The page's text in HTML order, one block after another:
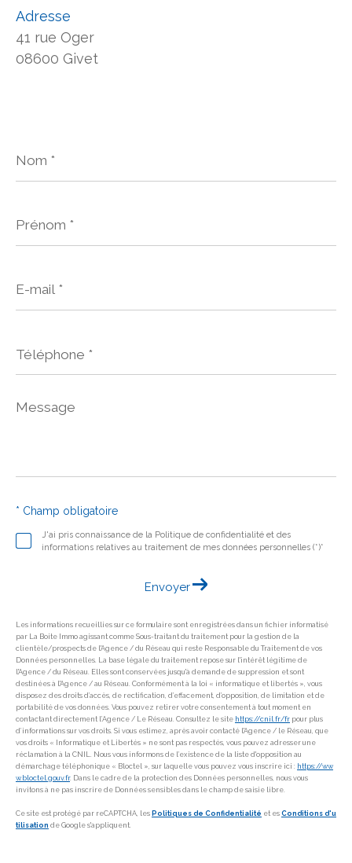
Adresse
41 rue Oger
08600 Givet
*
*
mail
*
Message
J'ai pris connaissance de la Politique de confidentialité et des
informations relatives au traitement de mes données personnelles (*)*
* Champ obligatoire
Envoyer
Les informations recueillies sur ce formulaire sont enregistrées dans un fichier informatisé
par La Boite Immo agissant comme Sous-traitant du traitement pour la gestion de la
clientèle/prospects de l'Agence / du Réseau qui reste Responsable du Traitement de vos
Données personnelles. La base légale du traitement repose sur l'intérêt légitime de
l'Agence / du Réseau. Elles sont conservées jusqu'à demande de suppression et sont
destinées à l'Agence / au Réseau. Conformément à la loi « informatique et libertés », vous
disposez des droits d’accès, de rectification, d’effacement, d’opposition, de limitation et de
portabilité de vos données. Vous pouvez retirer votre consentement à tout moment en
contactant directement l’Agence / Le Réseau. Consultez le site https://cnil.fr/fr pour plus
d’informations sur vos droits. Si vous estimez, après avoir contacté l'Agence / le Réseau, que
vos droits « Informatique et Libertés » ne sont pas respectés, vous pouvez adresser une
réclamation à la CNIL. Nous vous informons de l’existence de la liste d'opposition au
démarchage téléphonique « Bloctel », sur laquelle vous pouvez vous inscrire ici : https://ww
w.bloctel.gouv.fr. Dans le cadre de la protection des Données personnelles, nous vous
invitons à ne pas inscrire de Données sensibles dans le champ de saisie libre.
Ce site est protégé par reCAPTCHA, les Politiques de Confidentialité et es Conditions d'u
tilisation de Google s'appliquent.